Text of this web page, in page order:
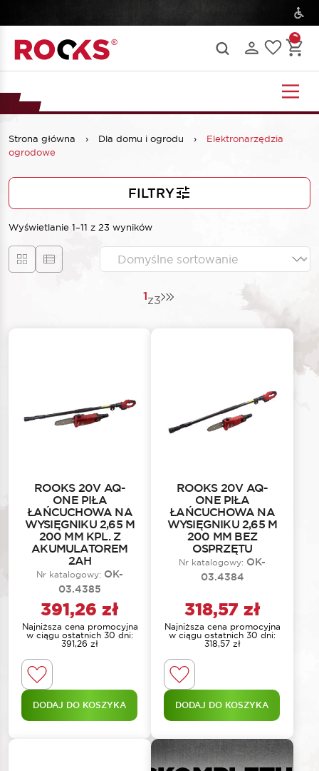
Strona główna › Dla domu i ogrodu ›
Elektronarzędzia
ogrodowe
FILTRY
Wyświetlanie 1–11 z 23 wyników
1z3
ROOKS 20V AQ-
ONE PIŁA
ŁAŃCUCHOWA NA
WYSIĘGNIKU 2,65 M
200 MM KPL. Z
AKUMULATOREM
2AH
Nr katalogowy: OK-
03.4385
391,26 zł
Najniższa cena promocyjna
w ciągu ostatnich 30 dni:
391,26 zł
DODAJ DO KOSZYKA
ROOKS 20V AQ-
ONE PIŁA
ŁAŃCUCHOWA NA
WYSIĘGNIKU 2,65 M
200 MM BEZ
OSPRZĘTU
Nr katalogowy: OK-
03.4384
318,57 zł
Najniższa cena promocyjna
w ciągu ostatnich 30 dni:
318,57 zł
DODAJ DO KOSZYKA